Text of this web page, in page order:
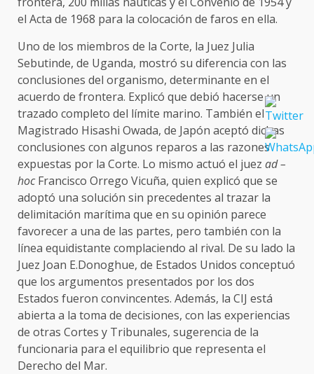
el Acta de 1968 para la colocación de faros en ella.
Uno de los miembros de la Corte, la Juez Julia
Sebutinde, de Uganda, mostró su diferencia con las
conclusiones del organismo, determinante en el
acuerdo de frontera. Explicó que debió hacerse un
trazado completo del límite marino. También el
Magistrado Hisashi Owada, de Japón aceptó dichas
conclusiones con algunos reparos a las razones
expuestas por la Corte. Lo mismo actuó el juez ad –
hocFrancisco Orrego Vicuña, quien explicó que se
adoptó una solución sin precedentes al trazar la
delimitación marítima que en su opinión parece
favorecer a una de las partes, pero también con la
línea equidistante complaciendo al rival. De su lado la
Juez Joan E.Donoghue, de Estados Unidos conceptuó
que los argumentos presentados por los dos
Estados fueron convincentes. Además, la CIJ está
abierta a la toma de decisiones, con las experiencias
de otras Cortes y Tribunales, sugerencia de la
funcionaria para el equilibrio que representa el
Derecho del Mar.